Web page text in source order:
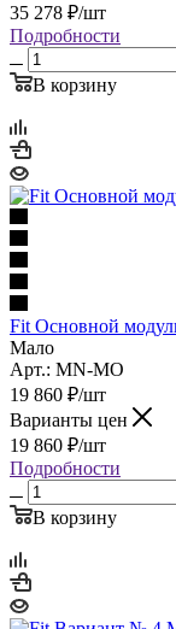
35 278 ₽/шт
Подробности
В корзину
Fit Основной
Мало
Арт.: MN-MO
19 860 ₽/шт
Варианты цен
19 860 ₽/шт
Подробности
В корзину